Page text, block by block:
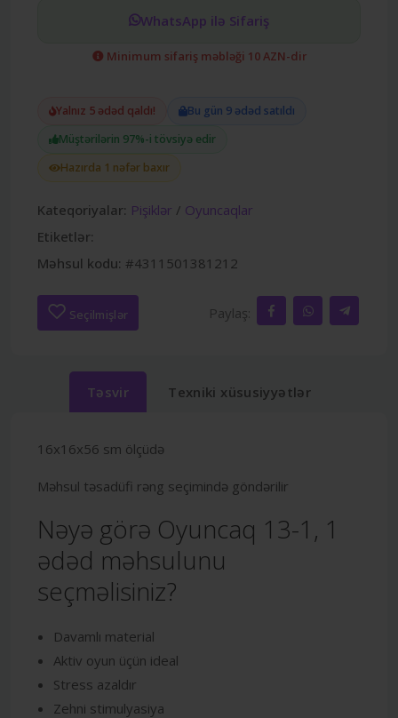
WhatsApp ilə Sifariş
Minimum sifariş məbləği 10 AZN-dir
Yalnız 5 ədəd qaldı!
Bu gün 9 ədəd satıldı
Müştərilərin 97%-i tövsiyə edir
Hazırda 1 nəfər baxır
Kateqoriyalar: Pişiklər / Oyuncaqlar
Etiketlər:
Məhsul kodu: #4311501381212
Seçilmişlər Paylaş:
Təsvir Texniki xüsusiyyətlər
16x16x56 sm ölçüdə
Məhsul təsadüfi rəng seçimində göndərilir
Nəyə görə Oyuncaq 13-1, 1
ədəd məhsulunu
seçməlisiniz?
Davamlı material
Aktiv oyun üçün ideal
Stress azaldır
Zehni stimulyasiya